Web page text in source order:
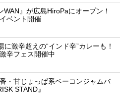
』が広島HiroPaにオープン！
ベント開催
激辛超えの“インド辛”カレーも！
辛フェス開催中
・甘じょっぱ系ベーコンジャムバ
STAND』